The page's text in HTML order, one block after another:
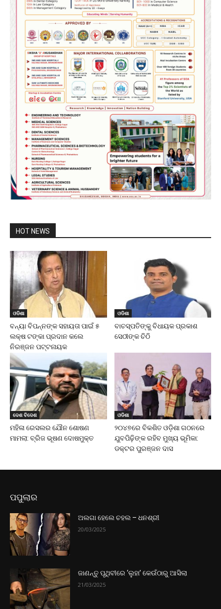
HOT NEWS
ଓଡିଶା
ବନ୍ୟା ବିପନ୍ନଙ୍କ ସହାୟତା ପାଇଁ ୫
ଲକ୍ଷ ଟଙ୍କା ପ୍ରଦାନ କଲେ
ନିରଞ୍ଜନ ପଟ୍ଟନାୟକ
ଓଡିଶା
ବାଚସ୍ପତିଙ୍କୁ ବିଧାୟକ ପ୍ରକାଶ
ସେଠୀଙ୍କ ଚିଠି
ଦେଶ ବିଦେଶ
ମହିଳା ରେସଲର ଯୌନ ଶୋଷଣ
ମାମଲା: ବ୍ରିଜ ଭୂଷଣ ଦୋଷମୁକ୍ତ
ଓଡିଶା
୨୦୪୭ରେ ବିକଶିତ ଓଡ଼ିଶା ଗଠନରେ
ଯୁବପିଢ଼ିଙ୍କ ରହିବ ମୁଖ୍ୟ ଭୂମିକା:
ଡକ୍ଟର ପୁରଞ୍ଜନ ଦାସ
ପପୁଲାର
ଅଲଗା ହେଲେ ଚହଲ – ଧନଶ୍ରୀ
20/03/2025
ଜାଣନ୍ତୁ ପୃଥିବୀରେ ‘ଲୁହା’ କେଉଁଠାରୁ ଆସିଲା
21/03/2025